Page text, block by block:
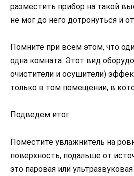
разместить прибор на такой
не мог до него дотронуться и
Помните при всем этом, что
одна комната. Этот вид
очистители и осушители)
только в том помещении, в
Подведем итог:
Поместите увлажнитель на
поверхность, подальше от
это паровая или